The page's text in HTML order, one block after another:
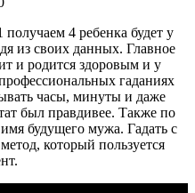
4 ребенка будет у
из своих данных. Главное
и родится здоровым и у
гаданиях
часы, минуты и даже
был правдивее. Также по
будущего мужа. Гадать с
который пользуется